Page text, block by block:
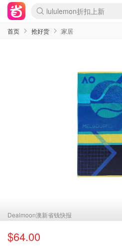
lululemon折扣上新
Sasa美妆护肤3.5折
SSENSE年中3折
FreshBeauty好价汇总
Cettire降价+叠9折
Farfetch折上8折
WWS Coles超市实拍
viagogo二手票捡漏
Myer清仓1折起
The Outnet奢牌1折起
David Jones 3折起
Flannels大牌1折
Perfumes Club护肤1折
AMIRO返校季6.2折
Oweek抽奖送Airpods
Amazon折扣汇总
eToro入金$200送$50
Amazon数码好物
ICONIC本周7.5折
ThedoubleF高奢地板价
Moose Knuckles 6折
丝芙兰5折起
EUFY官网3.7折起
Selenichast首饰2折
Trip机票酒店促销
YSL送5件彩妆礼
Amazon家居好物
BIGBANG巡演开票
David Jones时尚3折
Amazon美妆护肤
雅漾大喷$8
过敏原检测盒$33
伊索独家赠50ml沐浴露
科颜氏清仓3折
SEALIFE海洋馆门票6折
丝塔芙大白罐$16
订阅Newsletter送香薰
Cult Beauty 6.8折
Harrods圣诞日历2.3折
LN-CC奢牌私促3折
d'Alba空姐喷雾$16
EVE LOM套装逆天2折
Bernardelli独家4折
Adore Beauty 6折起
CT圣诞日历
Mytheresa奢品2.7折
Luxury Escapes 9折
Currentbody美容仪9折
MOON Garden Live
ALLSAINTS美衣3折
Roborock扫地机3.7折
Tingo Life水杯$24
Valentino官网5折
CR洗发护发6.3折
修丽可套装7.4折
首页 抢好货 家居
Dealmoon澳新省钱快报
$64.00